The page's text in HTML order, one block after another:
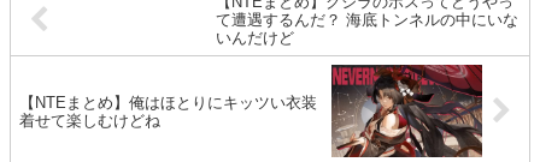
て遭遇するんだ？ 海底トンネルの中にいな
いんだけど
【NTEまとめ】俺はほとりにキッツい衣装
着せて楽しむけどね